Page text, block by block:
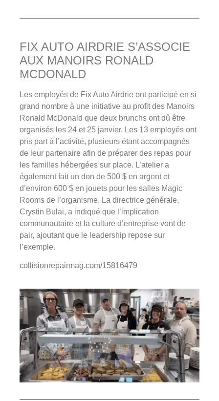
FIX AUTO AIRDRIE S’ASSOCIE
AUX MANOIRS RONALD
MCDONALD
Les employés de Fix Auto Airdrie ont participé en si
grand nombre à une initiative au profit des Manoirs
Ronald McDonald que deux brunchs ont dû être
organisés les 24 et 25 janvier. Les 13 employés ont
pris part à l’activité, plusieurs étant accompagnés
de leur partenaire afin de préparer des repas pour
les familles hébergées sur place. L’atelier a
également fait un don de 500 $ en argent et
d’environ 600 $ en jouets pour les salles Magic
Rooms de l’organisme. La directrice générale,
Crystin Bulai, a indiqué que l’implication
communautaire et la culture d’entreprise vont de
pair, ajoutant que le leadership repose sur
l’exemple.
collisionrepairmag.com/15816479